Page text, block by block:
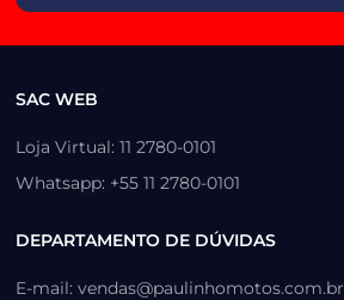
SAC WEB
Loja Virtual: 11 2780-0101
Whatsapp: +55 11 2780-0101
DEPARTAMENTO DE DÚVIDAS
E-mail: vendas@paulinhomotos.com.br